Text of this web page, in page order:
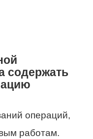
содержать
операций,
работам.